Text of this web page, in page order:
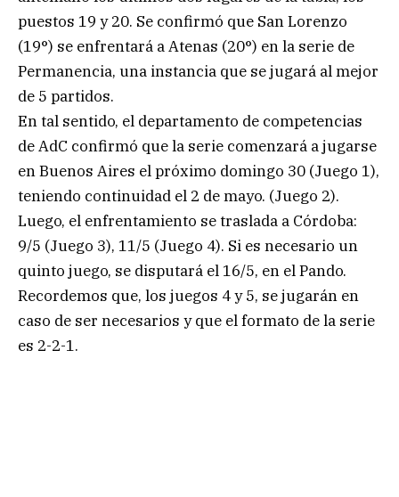
puestos 19 y 20. Se confirmó que San Lorenzo
(19°) se enfrentará a Atenas (20°) en la serie de
Permanencia, una instancia que se jugará al mejor
de 5 partidos.
En tal sentido, el departamento de competencias
de AdC confirmó que la serie comenzará a jugarse
en Buenos Aires el próximo domingo 30 (Juego 1),
teniendo continuidad el 2 de mayo. (Juego 2).
Luego, el enfrentamiento se traslada a Córdoba:
9/5 (Juego 3), 11/5 (Juego 4). Si es necesario un
quinto juego, se disputará el 16/5, en el Pando.
Recordemos que, los juegos 4 y 5, se jugarán en
caso de ser necesarios y que el formato de la serie
es 2-2-1.